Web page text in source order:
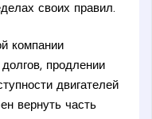
своих правил.
компании
продлении
двигателей
вернуть часть